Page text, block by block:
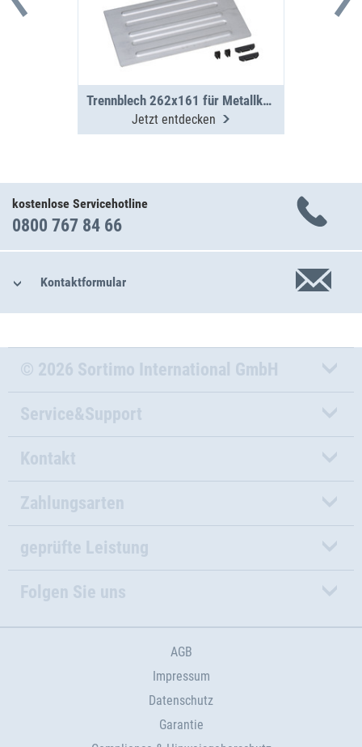
Trennblech 262x161 für Metallkoffer WM 350/351
Jetzt entdecken
kostenlose Servicehotline
0800 767 84 66
Kontaktformular
© 2026 Sortimo International GmbH
Service&Support
Kontakt
Zahlungsarten
geprüfte Leistung
Folgen Sie uns
AGB
Impressum
Datenschutz
Garantie